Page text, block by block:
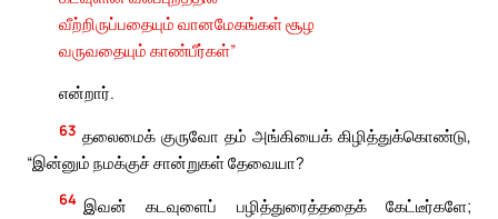
வீற்றிருப்பதையும் வானமேகங்கள் சூழ
வருவதையும் காண்பீர்கள்”
என்றார்.
63 தலைமைக் குருவோ தம் அங்கியைக் கிழித்துக்கொண்டு,
“இன்னும் நமக்குச் சான்றுகள் தேவையா?
64 இவன் கடவுளைப் பழித்துரைத்ததைக் கேட்டீர்களே;